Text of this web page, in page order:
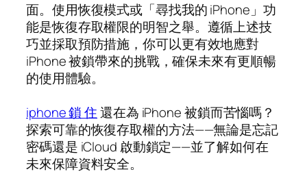
面。使用恢復模式或「尋找我的 iPhone」功
能是恢復存取權限的明智之舉。遵循上述技
巧並採取預防措施，你可以更有效地應對
iPhone 被鎖帶來的挑戰，確保未來有更順暢
的使用體驗。
iphone 鎖 住還在為 iPhone 被鎖而苦惱嗎？
探索可靠的恢復存取權的方法——無論是忘記
密碼還是 iCloud 啟動鎖定——並了解如何在
未來保障資料安全。